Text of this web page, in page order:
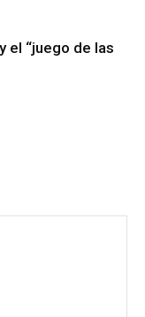
el “juego de las